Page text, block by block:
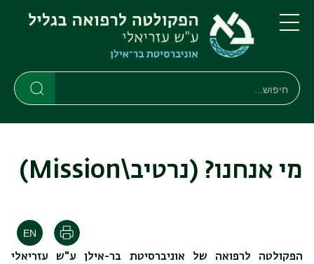
דילוג
לתוכן
העיקרי
דילוג
לתפריט
ניווט
ראשי
חיפוש
חיפוש
מי אנחנו? (נרטיב\Mission)
הדפסה
הפקולטה לרפואה של אוניברסיטת בר-אילן ע"ש עזריאלי